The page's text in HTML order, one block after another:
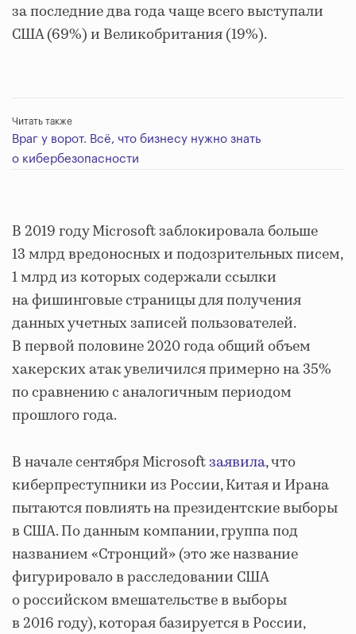
за последние два года чаще всего выступали
США (69%) и Великобритания (19%).
Читать также
Враг у ворот. Всё, что бизнесу нужно знать
о кибербезопасности
В 2019 году Microsoft заблокировала больше
13 млрд вредоносных и подозрительных писем,
1 млрд из которых содержали ссылки
на фишинговые страницы для получения
данных учетных записей пользователей.
В первой половине 2020 года общий объем
хакерских атак увеличился примерно на 35%
по сравнению с аналогичным периодом
прошлого года.
В начале сентября Microsoftзаявила, что
киберпреступники из России, Китая и Ирана
пытаются повлиять на президентские выборы
в США. По данным компании, группа под
названием «Стронций» (это же название
фигурировало в расследовании США
о российском вмешательстве в выборы
в 2016 году), которая базируется в России,